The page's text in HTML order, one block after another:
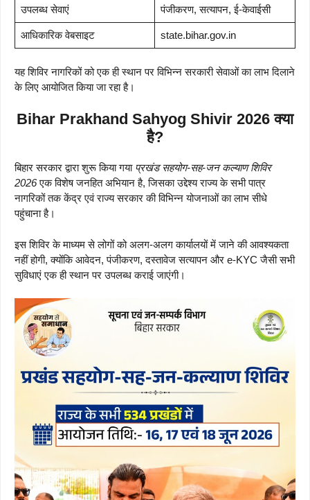
उपलब्ध सेवाएं पंजीकरण, सत्यापन, ई-केवाईसी
आधिकारिक वेबसाइट state.bihar.gov.in
यह शिविर नागरिकों को एक ही स्थान पर विभिन्न सरकारी सेवाओं का लाभ दिलाने
के लिए आयोजित किया जा रहा है।
Bihar Prakhand Sahyog Shivir 2026 क्या
है?
बिहार सरकार द्वारा शुरू किया गया प्रखंड सहयोग-सह-जन कल्याण शिविर
2026एक विशेष जनहित अभियान है, जिसका उद्देश्य राज्य के सभी पात्र
नागरिकों तक केंद्र एवं राज्य सरकार की विभिन्न योजनाओं का लाभ सीधे
पहुंचाना है।
इस शिविर के माध्यम से लोगों को अलग-अलग कार्यालयों में जाने की आवश्यकता
नहीं होगी, क्योंकि आवेदन, पंजीकरण, दस्तावेज सत्यापन और e-KYC जैसी सभी
सुविधाएं एक ही स्थान पर उपलब्ध कराई जाएंगी।